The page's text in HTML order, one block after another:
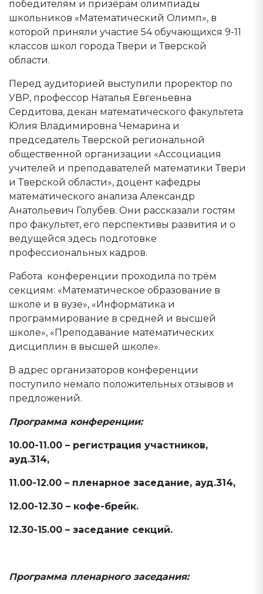
победителям и призёрам олимпиады
школьников «Математический Олимп», в
которой приняли участие 54 обучающихся 9-11
классов школ города Твери и Тверской
области.
Перед аудиторией выступили проректор по
УВР, профессор Наталья Евгеньевна
Сердитова, декан математического факультета
Юлия Владимировна Чемарина и
председатель Тверской региональной
общественной организации «Ассоциация
учителей и преподавателей математики Твери
и Тверской области», доцент кафедры
математического анализа Александр
Анатольевич Голубев. Они рассказали гостям
про факультет, его перспективы развития и о
ведущейся здесь подготовке
профессиональных кадров.
Работа конференции проходила по трём
секциям: «Математическое образование в
школе и в вузе», «Информатика и
программирование в средней и высшей
школе», «Преподавание математических
дисциплин в высшей школе».
В адрес организаторов конференции
поступило немало положительных отзывов и
предложений.
Программа конференции:
10.00-11.00 – регистрация участников,
ауд.314,
11.00-12.00 – пленарное заседание, ауд.314,
12.00-12.30 – кофе-брейк.
12.30-15.00 – заседание секций.
Программа пленарного заседания: